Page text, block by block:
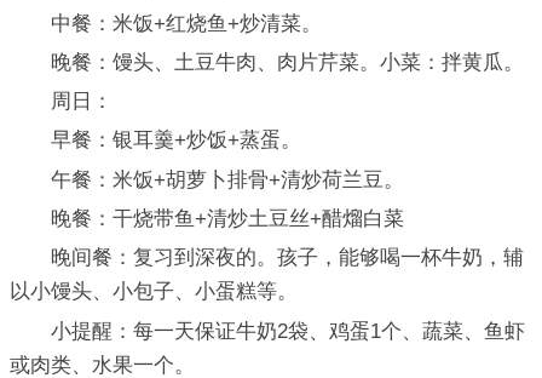
中餐：米饭+红烧鱼+炒清菜。
晚餐：馒头、土豆牛肉、肉片芹菜。小菜：拌黄瓜。
周日：
早餐：银耳羹+炒饭+蒸蛋。
午餐：米饭+胡萝卜排骨+清炒荷兰豆。
晚餐：干烧带鱼+清炒土豆丝+醋熘白菜
晚间餐：复习到深夜的。孩子，能够喝一杯牛奶，辅
以小馒头、小包子、小蛋糕等。
小提醒：每一天保证牛奶2袋、鸡蛋1个、蔬菜、鱼虾
或肉类、水果一个。